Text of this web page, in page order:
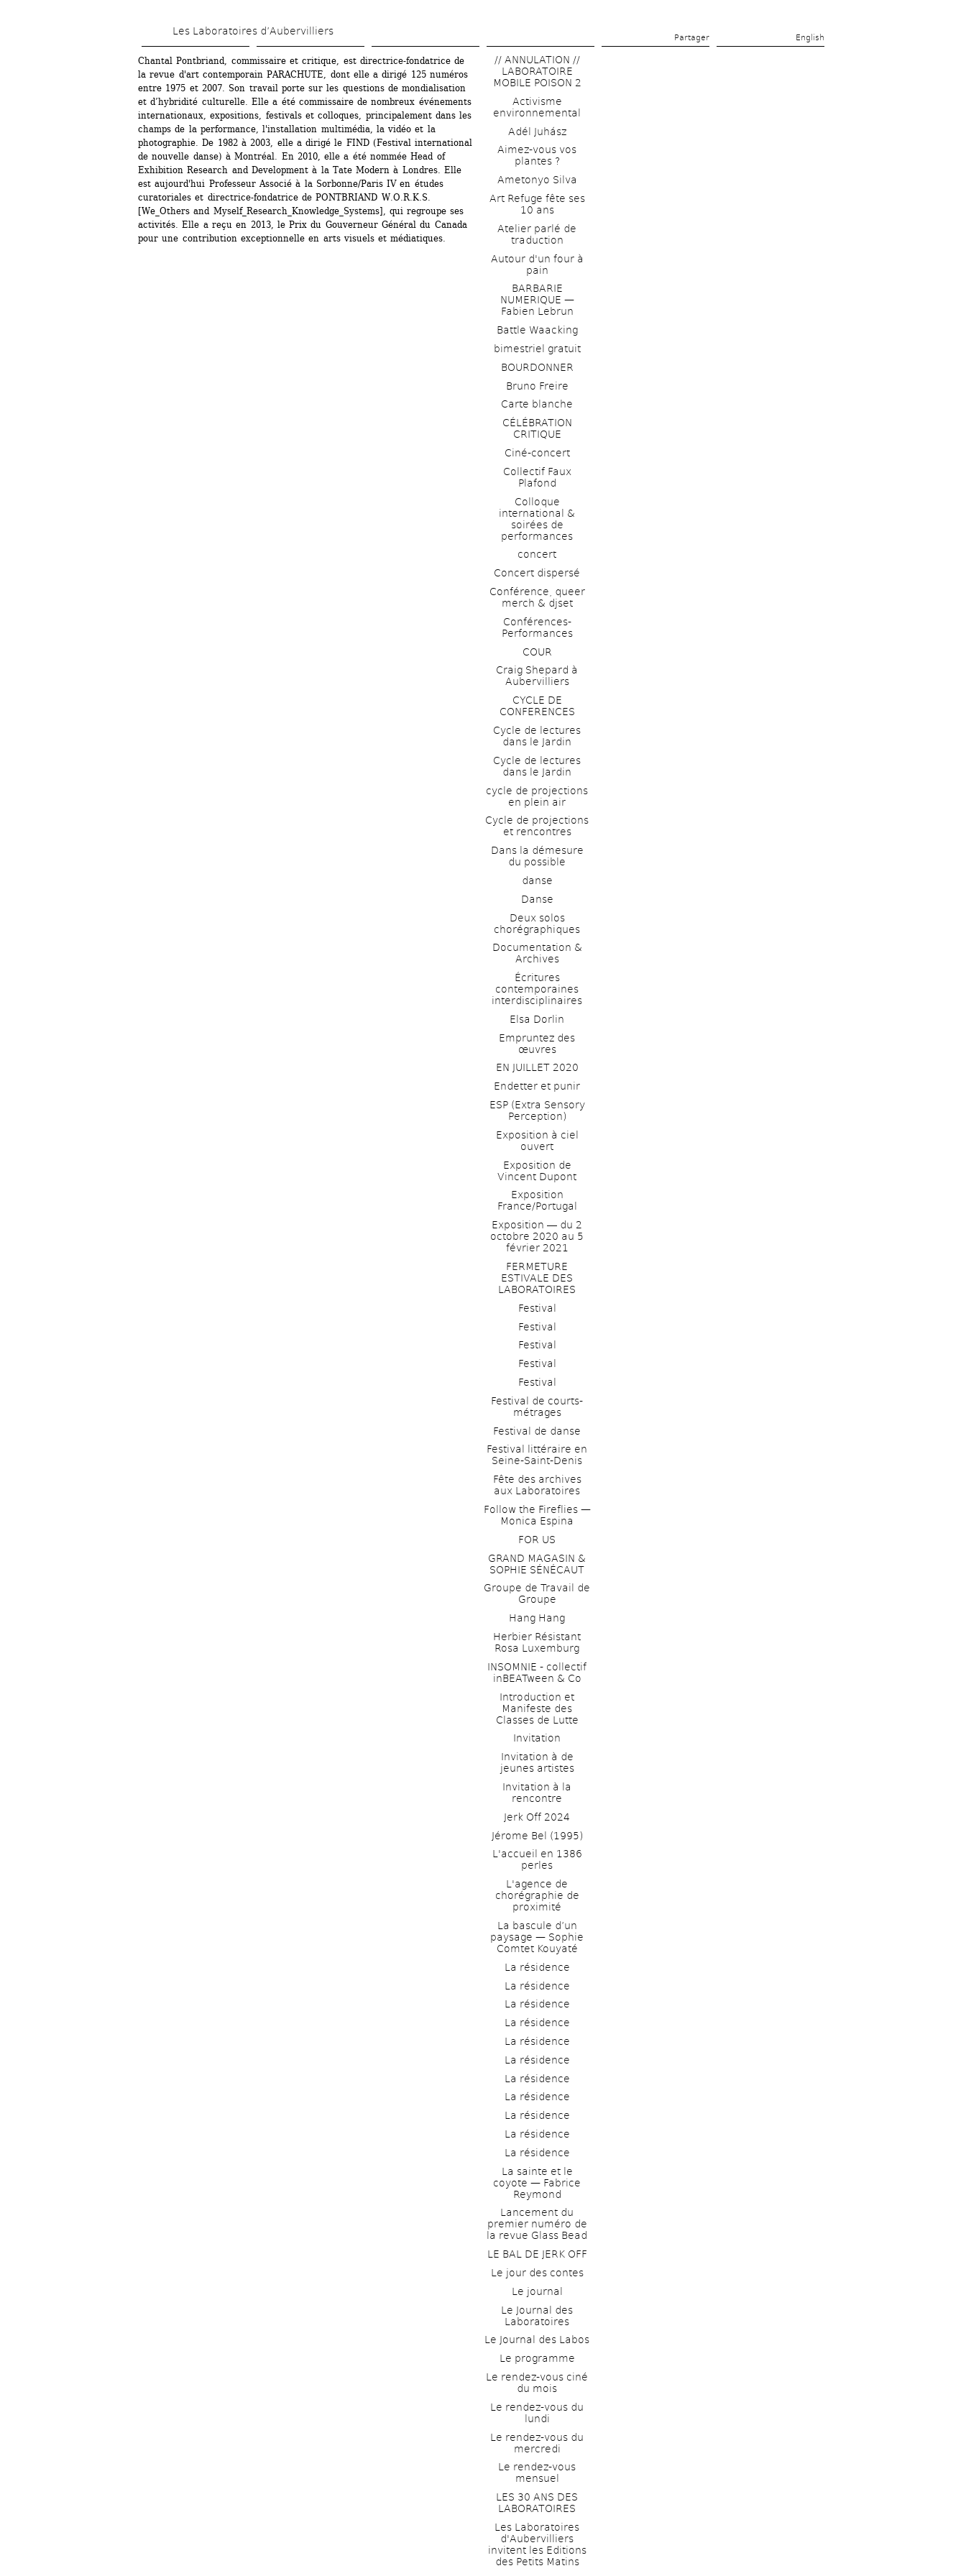
contenu
principal
Les Laboratoires d’Aubervilliers
Partager English
Chantal Pontbriand, commissaire et critique, est directrice-fondatrice de
la revue d'art contemporain PARACHUTE, dont elle a dirigé 125 numéros
entre 1975 et 2007. Son travail porte sur les questions de mondialisation
et d’hybridité culturelle. Elle a été commissaire de nombreux événements
internationaux, expositions, festivals et colloques, principalement dans les
champs de la performance, l'installation multimédia, la vidéo et la
photographie. De 1982 à 2003, elle a dirigé le FIND (Festival international
de nouvelle danse) à Montréal. En 2010, elle a été nommée Head of
Exhibition Research and Development à la Tate Modern à Londres. Elle
est aujourd'hui Professeur Associé à la Sorbonne/Paris IV en études
curatoriales et directrice-fondatrice de PONTBRIAND W.O.R.K.S.
[We_Others and Myself_Research_Knowledge_Systems], qui regroupe ses
activités. Elle a reçu en 2013, le Prix du Gouverneur Général du Canada
pour une contribution exceptionnelle en arts visuels et médiatiques.
// ANNULATION //
LABORATOIRE
MOBILE POISON 2
Activisme
environnemental
Adél Juhász
Aimez-vous vos
plantes ?
Ametonyo Silva
Art Refuge fête ses
10 ans
Atelier parlé de
traduction
Autour d'un four à
pain
BARBARIE
NUMERIQUE —
Fabien Lebrun
Battle Waacking
bimestriel gratuit
BOURDONNER
Bruno Freire
Carte blanche
CÉLÉBRATION
CRITIQUE
Ciné-concert
Collectif Faux
Plafond
Colloque
international &
soirées de
performances
concert
Concert dispersé
Conférence, queer
merch & djset
Conférences-
Performances
COUR
Craig Shepard à
Aubervilliers
CYCLE DE
CONFERENCES
Cycle de lectures
dans le Jardin
Cycle de lectures
dans le Jardin
cycle de projections
en plein air
Cycle de projections
et rencontres
Dans la démesure
du possible
danse
Danse
Deux solos
chorégraphiques
Documentation &
Archives
Écritures
contemporaines
interdisciplinaires
Elsa Dorlin
Empruntez des
œuvres
EN JUILLET 2020
Endetter et punir
ESP (Extra Sensory
Perception)
Exposition à ciel
ouvert
Exposition de
Vincent Dupont
Exposition
France/Portugal
Exposition ― du 2
octobre 2020 au 5
février 2021
FERMETURE
ESTIVALE DES
LABORATOIRES
Festival
Festival
Festival
Festival
Festival
Festival de courts-
métrages
Festival de danse
Festival littéraire en
Seine-Saint-Denis
Fête des archives
aux Laboratoires
Follow the Fireflies —
Monica Espina
FOR US
GRAND MAGASIN &
SOPHIE SÉNÉCAUT
Groupe de Travail de
Groupe
Hang Hang
Herbier Résistant
Rosa Luxemburg
INSOMNIE - collectif
inBEATween & Co
Introduction et
Manifeste des
Classes de Lutte
Invitation
Invitation à de
jeunes artistes
Invitation à la
rencontre
Jerk Off 2024
Jérome Bel (1995)
L'accueil en 1386
perles
L'agence de
chorégraphie de
proximité
La bascule d’un
paysage — Sophie
Comtet Kouyaté
La résidence
La résidence
La résidence
La résidence
La résidence
La résidence
La résidence
La résidence
La résidence
La résidence
La résidence
La sainte et le
coyote — Fabrice
Reymond
Lancement du
premier numéro de
la revue Glass Bead
LE BAL DE JERK OFF
Le jour des contes
Le journal
Le Journal des
Laboratoires
Le Journal des Labos
Le programme
Le rendez-vous ciné
du mois
Le rendez-vous du
lundi
Le rendez-vous du
mercredi
Le rendez-vous
mensuel
LES 30 ANS DES
LABORATOIRES
Les Laboratoires
d'Aubervilliers
invitent les Editions
des Petits Matins